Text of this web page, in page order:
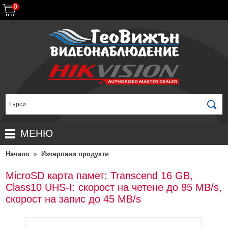
0
МЕНЮ
НАЧАЛО
ПРОДУКТИ
ПРОМОЦИИ
ЗА ДИСТРИБУТОРИ
Начало » Изчерпани продукти
MicroSD карта памет: Transcend 16 GB,
Class10 UHS-I: скорост на четене до 95 MB/s,
скорост на запис до 45 MB/s